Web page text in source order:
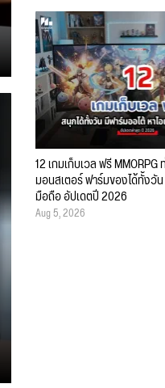
12 เกมเก็บเวล ฟรี
มอนสเตอร์ ฟาร์มของได้ทั้ง
มือถือ อัปเดตปี 2026
Aug 5, 2026